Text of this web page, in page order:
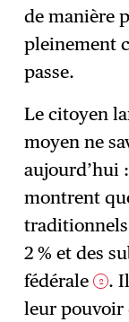
de manière
pleinement
passe.
Le citoyen
moyen ne
aujourd’hui
montrent
2 % et des
fédérale 2 .
leur pouvoir